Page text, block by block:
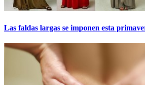
Las faldas largas se imponen esta